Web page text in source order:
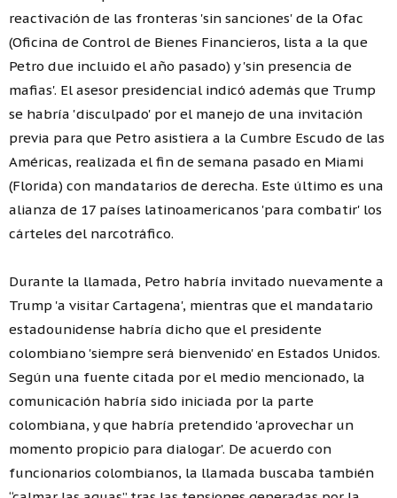
reactivación de las fronteras 'sin sanciones' de la Ofac
(Oficina de Control de Bienes Financieros, lista a la que
Petro due incluido el año pasado) y 'sin presencia de
mafias'. El asesor presidencial indicó además que Trump
se habría 'disculpado' por el manejo de una invitación
previa para que Petro asistiera a la Cumbre Escudo de las
Américas, realizada el fin de semana pasado en Miami
(Florida) con mandatarios de derecha. Este último es una
alianza de 17 países latinoamericanos 'para combatir' los
cárteles del narcotráfico.
Durante la llamada, Petro habría invitado nuevamente a
Trump 'a visitar Cartagena', mientras que el mandatario
estadounidense habría dicho que el presidente
colombiano 'siempre será bienvenido' en Estados Unidos.
Según una fuente citada por el medio mencionado, la
comunicación habría sido iniciada por la parte
colombiana, y que habría pretendido 'aprovechar un
momento propicio para dialogar'. De acuerdo con
funcionarios colombianos, la llamada buscaba también